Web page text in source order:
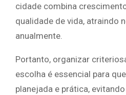
cidade combina
qualidade de vida, atraindo
anualmente.
Portanto, organizar
escolha é essencial para
planejada e prática,